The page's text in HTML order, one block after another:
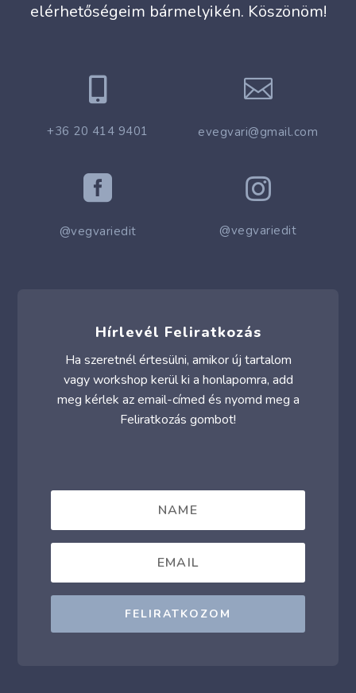
elérhetőségeim bármelyikén. Köszönöm!

+36 20 414 9401

evegvari@gmail.com

@vegvariedit

@vegvariedit
Hírlevél Feliratkozás
Ha szeretnél értesülni, amikor új tartalom
vagy workshop kerül ki a honlapomra, add
meg kérlek az email-címed és nyomd meg a
Feliratkozás gombot!
FELIRATKOZOM